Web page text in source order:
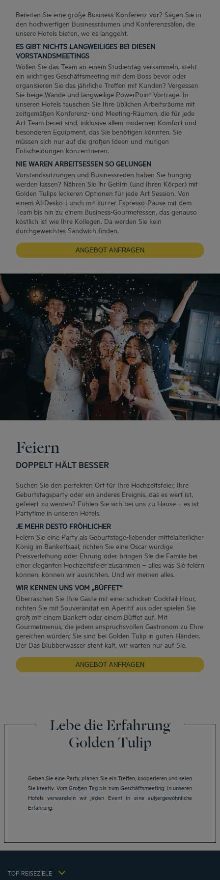
Bereiten Sie eine große Business-Konferenz vor? Sagen Sie in
den hochwertigen Businessräumen und Konferenzsälen, die
unsere Hotels bieten, wo es langgeht.
ES GIBT NICHTS LANGWEILIGES BEI DIESEN
VORSTANDSMEETINGS
Wollen Sie das Team an einem Studientag versammeln, steht
ein wichtiges Geschäftsmeeting mit dem Boss bevor oder
organisieren Sie das jährliche Treffen mit Kunden? Vergessen
Sie beige Wände und langweilige PowerPoint-Vorträge. In
unseren Hotels tauschen Sie Ihre üblichen Arbeitsräume mit
zeitgemäßen Konferenz- und Meeting-Räumen, die für jede
Art Team bereit sind, inklusive allem modernen Komfort und
besonderen Equipment, das Sie benötigen könnten. Sie
müssen sich nur auf die großen Ideen und mutigen
Entscheidungen konzentrieren.
NIE WAREN ARBEITSESSEN SO GELUNGEN
Vorstandssitzungen und Businessreden haben Sie hungrig
werden lassen? Nähren Sie ihr Gehirn (und Ihren Körper) mit
Golden Tulips leckeren Optionen für jede Art Session. Von
einem Al-Desko-Lunch mit kurzer Espresso-Pause mit dem
Team bis hin zu einem Business-Gourmetessen, das genauso
köstlich ist wie Ihre Kollegen. Da werden Sie kein
durchgeweichtes Sandwich finden.
ANGEBOT ANFRAGEN
Feiern
DOPPELT HÄLT BESSER
Suchen Sie den perfekten Ort für Ihre Hochzeitsfeier, Ihre
Geburtstagsparty oder ein anderes Ereignis, das es wert ist,
gefeiert zu werden? Fühlen Sie sich bei uns zu Hause – es ist
Partytime in unseren Hotels.
JE MEHR DESTO FRÖHLICHER
Feiern Sie eine Party als Geburtstage-liebender mittelalterlicher
König im Bankettsaal, richten Sie eine Oscar würdige
Preisverleihung oder Ehrung oder bringen Sie die Familie bei
einer eleganten Hochzeitsfeier zusammen – alles was Sie feiern
können, können wir ausrichten. Und wir meinen alles.
WIR KENNEN UNS VOM „BÜFFET“
Überraschen Sie Ihre Gäste mit einer schicken Cocktail-Hour,
richten Sie mit Souveränität ein Aperitif aus oder spielen Sie
groß mit einem Bankett oder einem Büffet auf. Mit
Gourmetmenüs, die jedem anspruchsvollen Gastronom zu Ehre
gereichen würden; Sie sind bei Golden Tulip in guten Händen.
Der Das Blubberwasser steht kalt, wir warten nur auf Sie.
ANGEBOT ANFRAGEN
Lebe die Erfahrung
Golden Tulip
Geben Sie eine Party, planen Sie ein Treffen, kooperieren und seien
Sie kreativ. Vom Großen Tag bis zum Geschäftsmeeting, in unseren
Hotels verwandeln wir jeden Event in eine außergewöhnliche
Erfahrung.
TOP REISEZIELE
Berlin Hotels
Kiel Hotels
Kuta Hotels
Sevenum Hotels
Impressum
Datenschutzrichtlinie